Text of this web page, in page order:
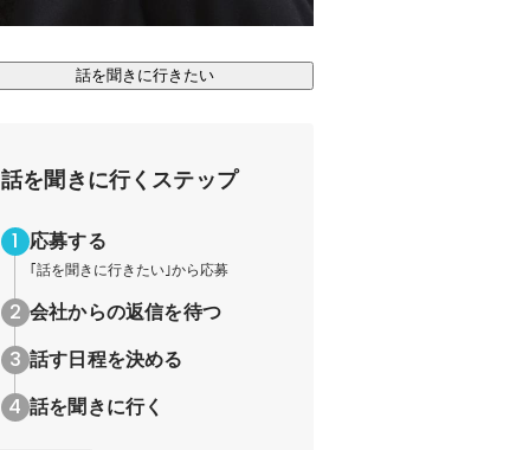
話を聞きに行きたい
話を聞きに行くステップ
応募する
｢話を聞きに行きたい｣から応募
会社からの返信を待つ
話す日程を決める
話を聞きに行く